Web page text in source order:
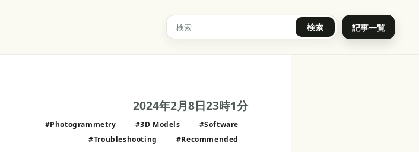
検索 記事一覧
2024年2月8日23時1分
#Photogrammetry #3D Models
#Software
#Troubleshooting
#Recommended